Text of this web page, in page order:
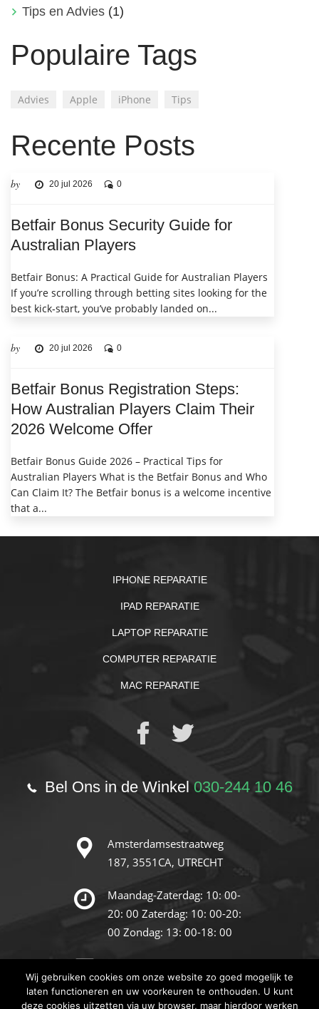
Tips en Advies (1)
Populaire Tags
Advies Apple iPhone Tips
Recente Posts
by 20 jul 2026 0
Betfair Bonus Security Guide for
Australian Players
Betfair Bonus: A Practical Guide for Australian Players
If you’re scrolling through betting sites looking for the
best kick‑start, you’ve probably landed on...
by 20 jul 2026 0
Betfair Bonus Registration Steps:
How Australian Players Claim Their
2026 Welcome Offer
Betfair Bonus Guide 2026 – Practical Tips for
Australian Players What is the Betfair Bonus and Who
Can Claim It? The Betfair bonus is a welcome incentive
that a...
IPHONE REPARATIE
IPAD REPARATIE
LAPTOP REPARATIE
COMPUTER REPARATIE
MAC REPARATIE
Bel Ons in de Winkel 030-244 10 46
Amsterdamsestraatweg
187, 3551CA, UTRECHT
Maandag-Zaterdag: 10: 00-
20: 00 Zaterdag: 10: 00-20:
00 Zondag: 13: 00-18: 00
Wij gebruiken cookies om onze website zo goed mogelijk te
laten functioneren en uw voorkeuren te onthouden. U kunt
deze cookies uitzetten via uw browser, maar hierdoor werken